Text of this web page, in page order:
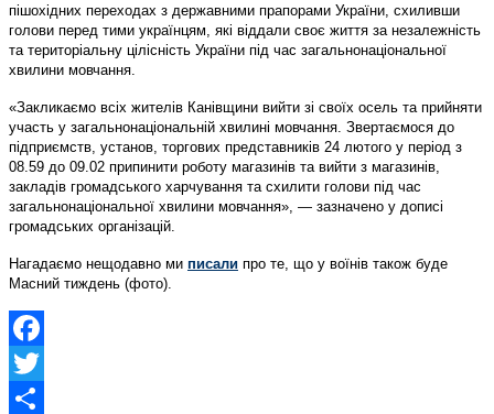
пішохідних переходах з державними прапорами України, схиливши
голови перед тими українцям, які віддали своє життя за незалежність
та територіальну цілісність України під час загальнонаціональної
хвилини мовчання.
«Закликаємо всіх жителів Канівщини вийти зі своїх осель та прийняти
участь у загальнонаціональній хвилині мовчання. Звертаємося до
підприємств, установ, торгових представників 24 лютого у період з
08.59 до 09.02 припинити роботу магазинів та вийти з магазинів,
закладів громадського харчування та схилити голови під час
загальнонаціональної хвилини мовчання», — зазначено у дописі
громадських організацій.
Нагадаємо нещодавно ми писали про те, що у воїнів також буде
Масний тиждень (фото).
Facebook
Twitter